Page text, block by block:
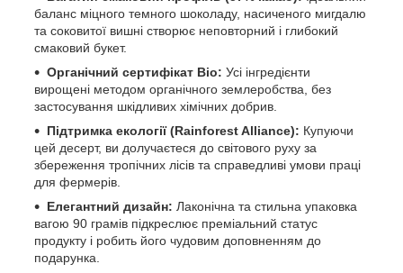
баланс міцного темного шоколаду, насиченого мигдалю
та соковитої вишні створює неповторний і глибокий
смаковий букет.
Органічний сертифікат Bio: Усі інгредієнти
вирощені методом органічного землеробства, без
застосування шкідливих хімічних добрив.
Підтримка екології (Rainforest Alliance): Купуючи
цей десерт, ви долучаєтеся до світового руху за
збереження тропічних лісів та справедливі умови праці
для фермерів.
Елегантний дизайн: Лаконічна та стильна упаковка
вагою 90 грамів підкреслює преміальний статус
продукту і робить його чудовим доповненням до
подарунка.